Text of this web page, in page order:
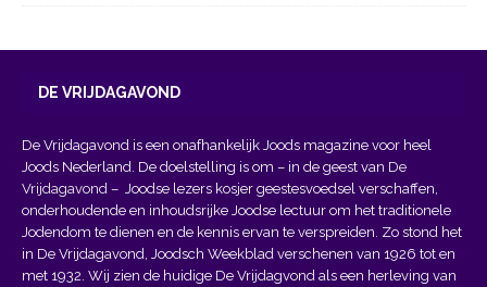
DE VRIJDAGAVOND
De Vrijdagavond is een onafhankelijk Joods magazine voor heel
Joods Nederland. De doelstelling is om – in de geest van De
Vrijdagavond – Joodse lezers kosjer geestesvoedsel verschaffen,
onderhoudende en inhoudsrijke Joodse lectuur om het traditionele
Jodendom te dienen en de kennis ervan te verspreiden. Zo stond het
in De Vrijdagavond, Joodsch Weekblad verschenen van 1926 tot en
met 1932. Wij zien de huidige De Vrijdagvond als een herleving van